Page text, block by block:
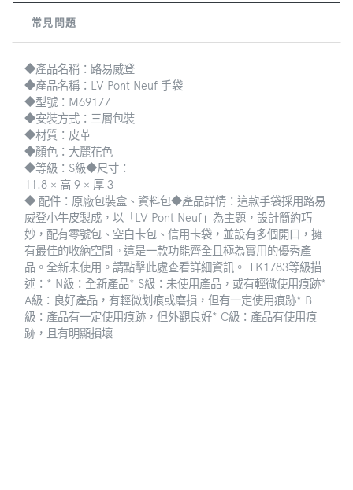
常見問題
◆產品名稱：路易威登
◆產品名稱：LV Pont Neuf 手袋
◆型號：M69177
◆安裝方式：三層包裝
◆材質：皮革
◆顏色：大麗花色
◆等級：S級◆尺寸 ：
11.8 × 高 9 × 厚 3
◆ 配件：原廠包裝盒 、 資料包◆產品詳情：這款手袋採用路易
威登小牛皮製成，以「LV Pont Neuf」為主題， 設計簡約巧
妙，配有零號包、空白卡包、信用卡袋，並設有多個開口，擁
有最佳的收納空間。 這是一款功能齊全且極為實用的優秀產
品。 全新未使用。 請點擊此處查看詳細資訊 。 TK1783等級描
述： * N級：全新產品* S級：未使用產品，或有輕微使用痕跡*
A級：良好產品，有輕微划痕或磨損，但有一定使用痕跡* B
級：產品有一定使用痕跡，但外觀良好* C級：產品有使用痕
跡，且有明顯損壞